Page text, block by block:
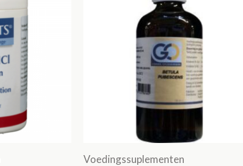
Voedingssuplementen